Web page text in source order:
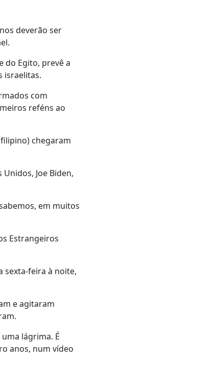
deverão ser
do Egito, prevê a
israelitas.
com
reféns ao
chegaram
Joe Biden,
em muitos
Estrangeiros
sexta-feira à noite,
e agitaram
lágrima. É
anos, num vídeo